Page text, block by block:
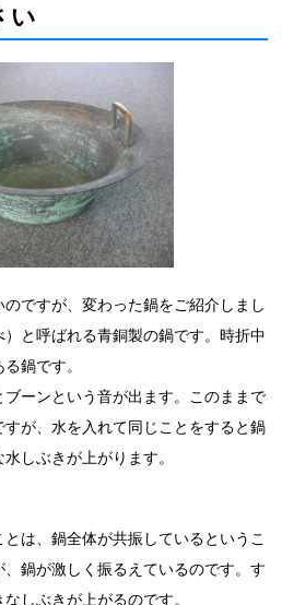
い
ですが、変わった鍋をご紹介しまし
と呼ばれる青銅製の鍋です。時折中
鍋です。
ーンという音が出ます。このままで
が、水を入れて同じことをすると鍋
しぶきが上がります。
は、鍋全体が共振しているというこ
鍋が激しく振るえているのです。す
しぶきが上がるのです。